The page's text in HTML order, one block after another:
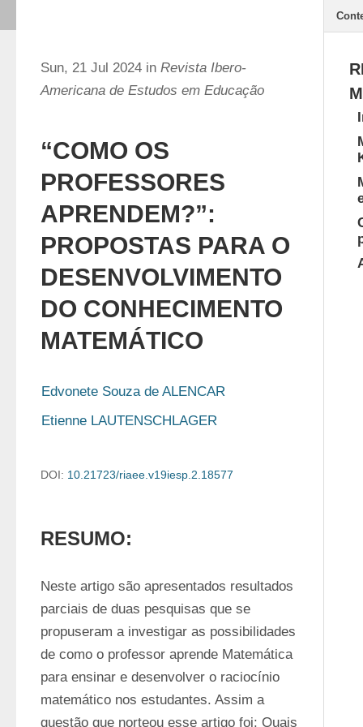
Sun, 21 Jul 2024 in Revista Ibero-
Americana de Estudos em Educação
“COMO OS
PROFESSORES
APRENDEM?”:
PROPOSTAS PARA O
DESENVOLVIMENTO
DO CONHECIMENTO
MATEMÁTICO
Edvonete Souza de ALENCAR
Etienne LAUTENSCHLAGER
DOI: 10.21723/riaee.v19iesp.2.18577
RESUMO:
Neste artigo são apresentados resultados
parciais de duas pesquisas que se
propuseram a investigar as possibilidades
de como o professor aprende Matemática
para ensinar e desenvolver o raciocínio
matemático nos estudantes. Assim a
questão que norteou esse artigo foi: Quais